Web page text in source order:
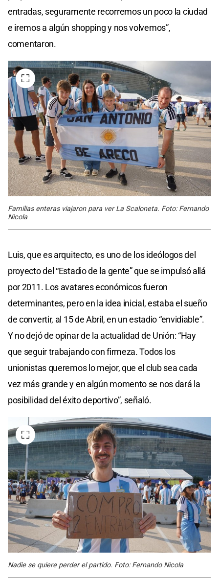
entradas, seguramente recorremos un poco la ciudad
e iremos a algún shopping y nos volvemos”,
comentaron.
Familias enteras viajaron para ver La Scaloneta. Foto: Fernando
Nicola
Luis, que es arquitecto, es uno de los ideólogos del
proyecto del “Estadio de la gente” que se impulsó allá
por 2011. Los avatares económicos fueron
determinantes, pero en la idea inicial, estaba el sueño
de convertir, al 15 de Abril, en un estadio “envidiable”.
Y no dejó de opinar de la actualidad de Unión: “Hay
que seguir trabajando con firmeza. Todos los
unionistas queremos lo mejor, que el club sea cada
vez más grande y en algún momento se nos dará la
posibilidad del éxito deportivo”, señaló.
Nadie se quiere perder el partido. Foto: Fernando Nicola